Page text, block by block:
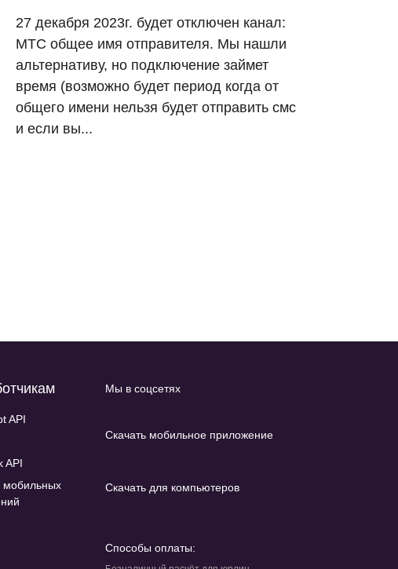
27 декабря 2023г. будет отключен канал:
МТС общее имя отправителя. Мы нашли
альтернативу, но подключение займет
время (возможно будет период когда от
общего имени нельзя будет отправить смс
и если вы...
API
API
мобильных
Мы в соцсетях
Скачать мобильное приложение
Скачать для компьютеров
Способы оплаты: